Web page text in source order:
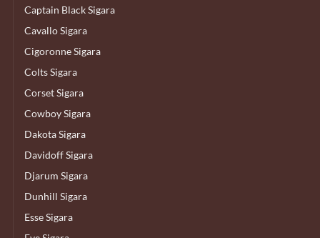
Captain Black Sigara
Cavallo Sigara
Cigoronne Sigara
Colts Sigara
Corset Sigara
Cowboy Sigara
Dakota Sigara
Davidoff Sigara
Djarum Sigara
Dunhill Sigara
Esse Sigara